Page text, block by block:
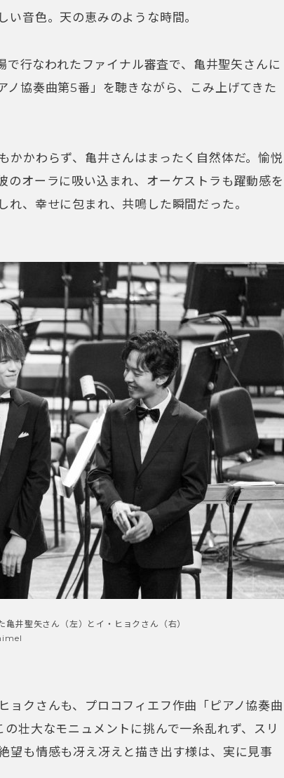
い音色。天の恵みのような時間。
で行なわれたファイナル審査で、亀井聖矢さんに
ノ協奏曲第5番」を聴きながら、こみ上げてきた
かかわらず、亀井さんはまったく自然体だ。愉悦
のオーラに吸い込まれ、オーケストラも躍動感を
れ、幸せに包まれ、共鳴した瞬間だった。
亀井聖矢さん（左）とイ・ヒョクさん（右）
ョクさんも、プロコフィエフ作曲「ピアノ協奏曲
壮大なモニュメントに挑んで一糸乱れず、スリ
望も情感も冴え冴えと描き出す様は、実に見事